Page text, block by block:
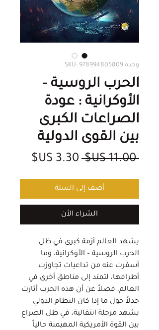
وحدة SKU: 978994805809
الحرب الروسية –
الأوكرانية : عودة
الصراعات الكبرى
بين القوى الدولية
‏11.00 US$
سعر
أضف إلى السلة
الشراء الأن
يشهد العالم أزمة كبرى في ظل
الحرب الروسية – الأوكرانية، وما
أسفرت عنه من تداعيات تجاوزت
أطرافها، لتمتد إلى مناطق أخرى في
العالم، فضلاً عن أن هذه الحرب أثارت
جدلاً حول ما إذا كان النظام الدولي
يشهد مرحلة انتقالية، في ظل الصراع
بين القوة الأمريكية المهيمنة حالياً